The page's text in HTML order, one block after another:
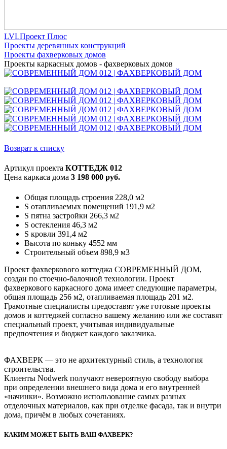
LVLПроект Плюс
Проекты деревянных конструкций
Проекты фахверковых домов
Проекты каркасных домов - фахверковых домов
Возврат к списку
Артикул проекта КОТТЕДЖ 012
Цена каркаса дома 3 198 000 руб.
Общая площадь строения 228,0 м2
S отапливаемых помещений 191,9 м2
S пятна застройки 266,3 м2
S остекления 46,3 м2
S кровли 391,4 м2
Высота по коньку 4552 мм
Строительный объем 898,9 м3
Проект фахверкового коттеджа СОВРЕМЕННЫЙ ДОМ,
создан по стоечно-балочной технологии. Проект
фахверкового каркасного дома имеет следующие параметры,
общая площадь 256 м2, отапливаемая площадь 201 м2.
Грамотные специалисты предоставят уже готовые проекты
домов и коттеджей согласно вашему желанию или же составят
специальный проект, учитывая индивидуальные
предпочтения и бюджет каждого заказчика.
ФАХВЕРК — это не архитектурный стиль, а технология
строительства.
Клиенты Nodwerk получают невероятную свободу выбора
при определении внешнего вида дома и его внутренней
«начинки». Возможно использование самых разных
отделочных материалов, как при отделке фасада, так и внутри
дома, причём в любых сочетаниях.
КАКИМ МОЖЕТ БЫТЬ ВАШ ФАХВЕРК?